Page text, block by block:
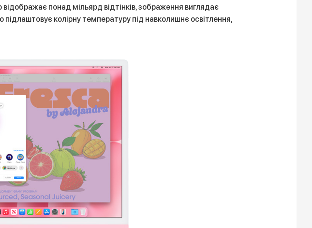
понад мільярд відтінків, зображення виглядає
колірну температуру під навколишнє освітлення,